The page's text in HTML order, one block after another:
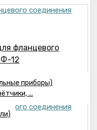
приборы)
...
фланцевого
12